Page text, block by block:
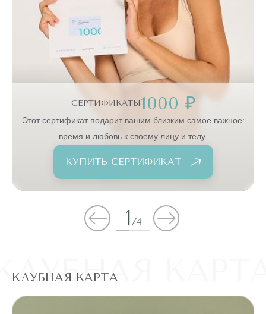
СЕРТИФИКАТЫ1000 ₽
Этот сертификат подарит вашим близким самое важное:
время и любовь к своему лицу и телу.
КУПИТЬ СЕРТИФИКАТ
1/4
КЛУБНАЯ КАРТА